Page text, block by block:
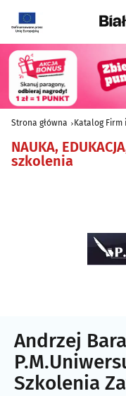
Strona główna Katalog
NAUKA,
szkolenia
Andrzej
Szkolenia